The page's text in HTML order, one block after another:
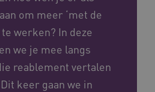
om meer ‘met de
werken? In deze
we je mee langs
reablement vertalen
keer gaan we in